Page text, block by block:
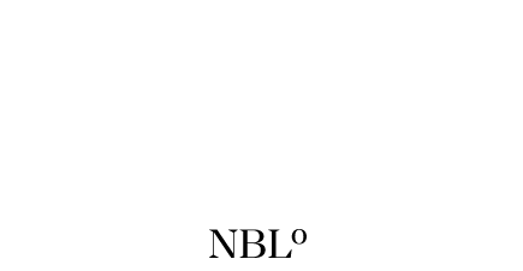
New Balkans Law Office